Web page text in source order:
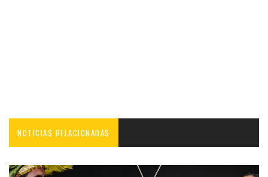
NOTICIAS RELACIONADAS